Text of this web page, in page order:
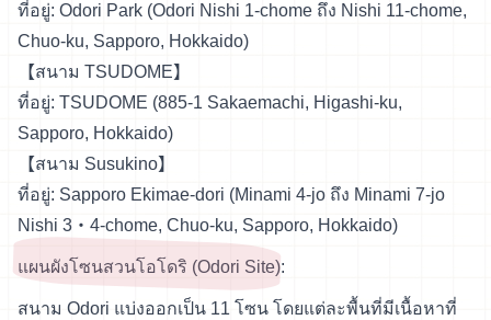
ที่อยู่: Odori Park (Odori Nishi 1-chome ถึง Nishi 11-chome,
Chuo-ku, Sapporo, Hokkaido)
【สนาม TSUDOME】
ที่อยู่: TSUDOME (885-1 Sakaemachi, Higashi-ku,
Sapporo, Hokkaido)
【สนาม Susukino】
ที่อยู่: Sapporo Ekimae-dori (Minami 4-jo ถึง Minami 7-jo
Nishi 3・4-chome, Chuo-ku, Sapporo, Hokkaido)
แผนผังโซนสวนโอโดริ (Odori Site):
สนาม Odori แบ่งออกเป็น 11 โซน โดยแต่ละพื้นที่มีเนื้อหาที่